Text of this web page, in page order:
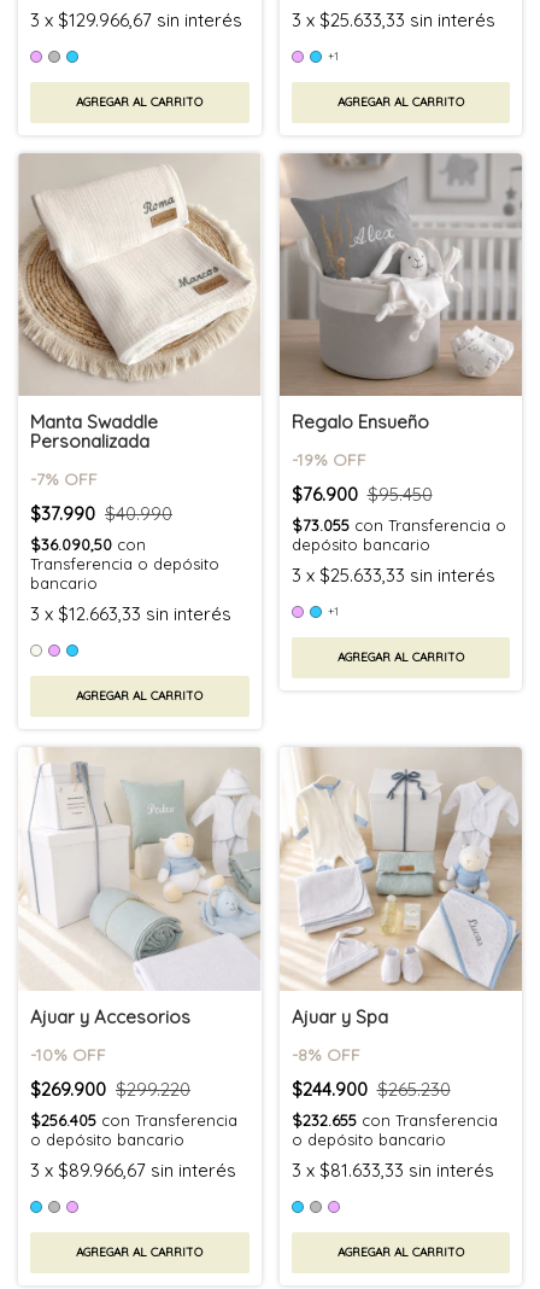
3 x $129.966,67 sin interés
AGREGAR AL CARRITO
3 x $25.633,33 sin interés
+1
AGREGAR AL CARRITO
Manta Swaddle
Personalizada
-7% OFF
$37.990 $40.990
$36.090,50 con
Transferencia o depósito
bancario
3 x $12.663,33 sin interés
AGREGAR AL CARRITO
Regalo Ensueño
-19% OFF
$76.900 $95.450
$73.055 con Transferencia o
depósito bancario
3 x $25.633,33 sin interés
+1
AGREGAR AL CARRITO
Ajuar y Accesorios
-10% OFF
$269.900 $299.220
$256.405 con Transferencia
o depósito bancario
3 x $89.966,67 sin interés
AGREGAR AL CARRITO
Ajuar y Spa
-8% OFF
$244.900 $265.230
$232.655 con Transferencia
o depósito bancario
3 x $81.633,33 sin interés
AGREGAR AL CARRITO